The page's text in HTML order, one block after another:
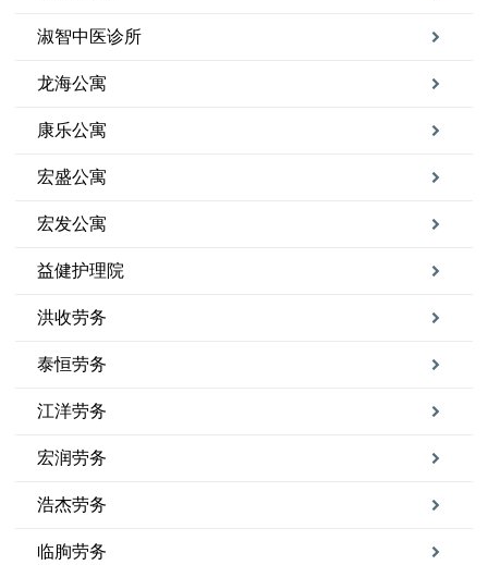
淑智中医诊所
龙海公寓
康乐公寓
宏盛公寓
宏发公寓
益健护理院
洪收劳务
泰恒劳务
江洋劳务
宏润劳务
浩杰劳务
临朐劳务